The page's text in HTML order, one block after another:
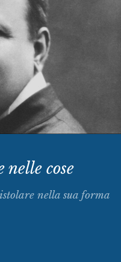
cose
nella sua forma